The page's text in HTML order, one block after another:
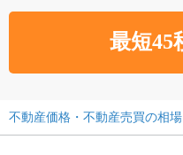
不動産価格・不動産売買の相場